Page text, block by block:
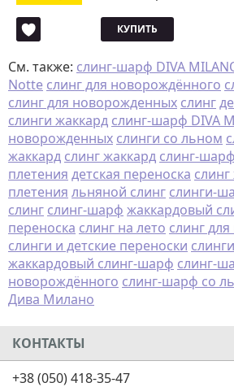
КУПИТЬ
См. также: слинг-шарф DIVA
Notte слинг для новорождённого
слинг для новорожденных слинг
слинги жаккард слинг-шарф DIVA
новорожденных слинги со льном
жаккард слинг жаккард слинг-
плетения детская переноска
плетения льняной слинг слинги-
слинг слинг-шарф жаккардовый
переноска слинг на лето слинг
слинги и детские переноски слинги
жаккардовый слинг-шарф слинг-
новорождённого слинг-шарф со
Дива Милано
КОНТАКТЫ
+38 (050) 418-35-47